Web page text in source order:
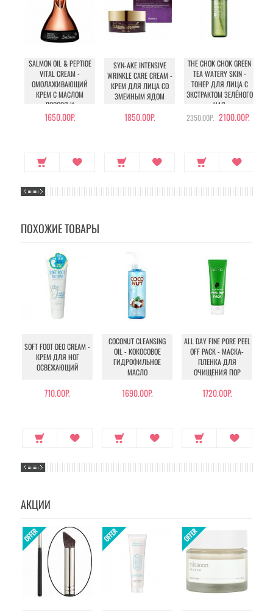
SALMON OIL & PEPTIDE
VITAL CREAM -
ОМОЛАЖИВАЮЩИЙ
КРЕМ С МАСЛОМ
ЛОСОСЯ И
ПЕПТИДАМИ
1650.00Р.
SYN-AKE INTENSIVE
WRINKLE CARE CREAM -
КРЕМ ДЛЯ ЛИЦА СО
ЗМЕИНЫМ ЯДОМ
1850.00Р.
THE CHOK CHOK GREEN
TEA WATERY SKIN -
ТОНЕР ДЛЯ ЛИЦА С
ЭКСТРАКТОМ ЗЕЛЁНОГО
ЧАЯ
2350.00Р. 2100.00Р.
ПОХОЖИЕ ТОВАРЫ
SOFT FOOT DEO CREAM -
КРЕМ ДЛЯ НОГ
ОСВЕЖАЮЩИЙ
710.00Р.
COCONUT CLEANSING
OIL - КОКОСОВОЕ
ГИДРОФИЛЬНОЕ
МАСЛО
1690.00Р.
ALL DAY FINE PORE PEEL
OFF PACK - МАСКА-
ПЛЕНКА ДЛЯ
ОЧИЩЕНИЯ ПОР
1720.00Р.
АКЦИИ